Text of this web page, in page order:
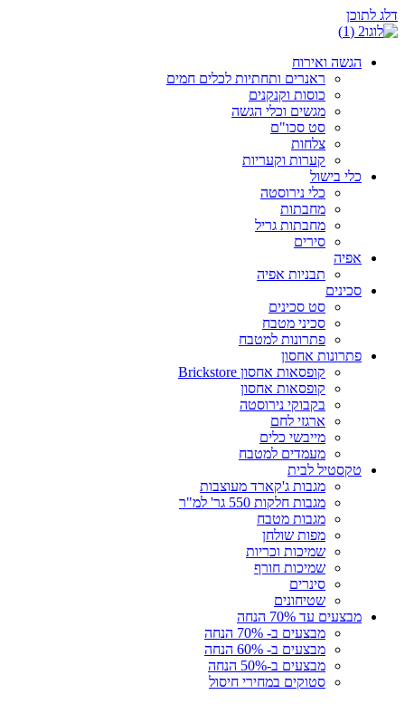
דלג לתוכן
הגשה ואירוח
ראנרים ותחתיות לכלים חמים
כוסות וקנקנים
מגשים וכלי הגשה
סט סכו"ם
צלחות
קערות וקעריות
כלי בישול
כלי נירוסטה
מחבתות
מחבתות גריל
סירים
אפיה
תבניות אפיה
סכינים
סט סכינים
סכיני מטבח
פתרונות למטבח
פתרונות אחסון
קופסאות אחסון Brickstore
קופסאות אחסון
בקבוקי נירוסטה
ארגזי לחם
מייבשי כלים
מעמדים למטבח
טקסטיל לבית
מגבות ג'קארד מעוצבות
מגבות חלקות 550 גר' למ"ר
מגבות מטבח
מפות שולחן
שמיכות וכריות
שמיכות חורף
סינרים
שטיחונים
מבצעים עד 70% הנחה
מבצעים ב- 70% הנחה
מבצעים ב- 60% הנחה
מבצעים ב-50% הנחה
סטוקים במחירי חיסול